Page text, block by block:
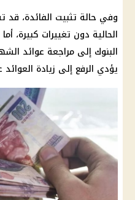
وفي حالة تثبيت الفائدة، قد
الحالية دون تغييرات كبيرة، أما
البنوك إلى مراجعة عوائد
يؤدي الرفع إلى زيادة